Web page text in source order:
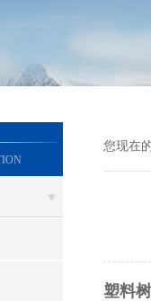
您现在
塑料